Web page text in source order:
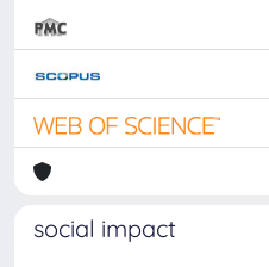
social impact